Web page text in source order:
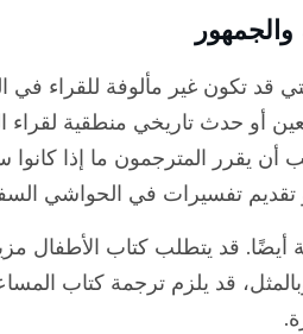
قد تكون غير مألوفة للقراء في
أو حدث تاريخي منطقية لقراء
أن يقرر المترجمون ما إذا
تقديم تفسيرات في الحواشي
أيضًا. قد يتطلب كتاب الأطفال
قد يلزم ترجمة كتاب